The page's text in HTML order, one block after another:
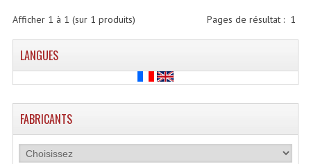
Egaliseur Egaliseurs
Packs Sono
Enceintes, Système Amplifiés
Pages de résultat : 1
Afficher 1 à 1 (sur 1 produits)
LANGUES
FABRICANTS